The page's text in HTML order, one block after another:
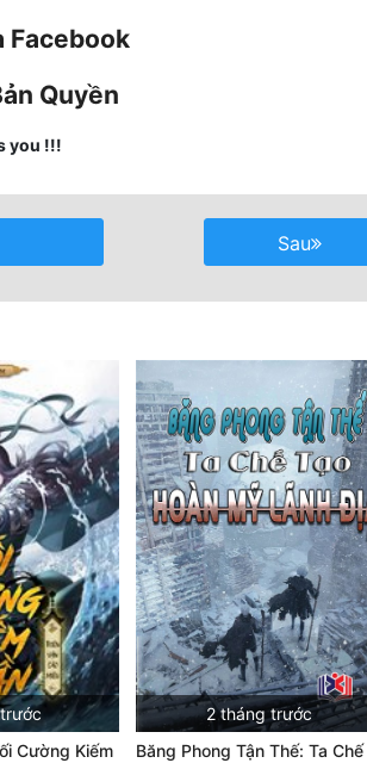
Facebook
Quyền
you !!!
Sau
Cường Kiếm
2 tháng trước
Băng Phong Tận Thế: Ta Chế